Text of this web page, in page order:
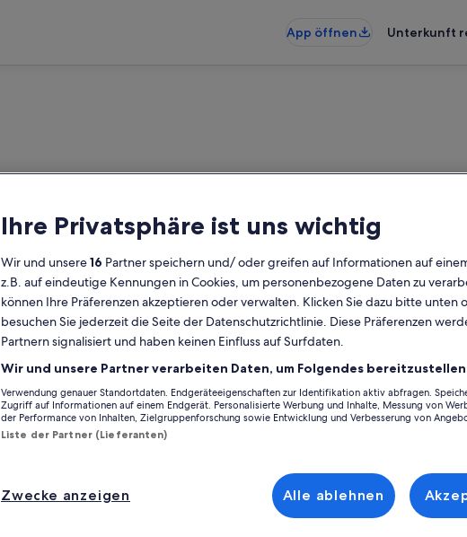
App öffnen
Unterkunft
Ihre Privatsphäre ist uns wichtig
Wir und unsere16 Partner speichern und/ oder greifen auf Informationen auf
z.B. auf eindeutige Kennungen in Cookies, um personenbezogene Daten zu
können Ihre Präferenzen akzeptieren oder verwalten. Klicken Sie dazu bitte unten
besuchen Sie jederzeit die Seite der Datenschutzrichtlinie. Diese Präferenzen
Partnern signalisiert und haben keinen Einfluss auf Surfdaten.
Wir und unsere Partner verarbeiten Daten, um Folgendes
Verwendung genauer Standortdaten. Endgeräteeigenschaften zur Identifikation aktiv abfragen.
Zugriff auf Informationen auf einem Endgerät. Personalisierte Werbung und Inhalte, Messung von
der Performance von Inhalten, Zielgruppenforschung sowie Entwicklung und Verbesserung von
Liste der Partner (Lieferanten)
Zwecke anzeigen Alle ablehnen